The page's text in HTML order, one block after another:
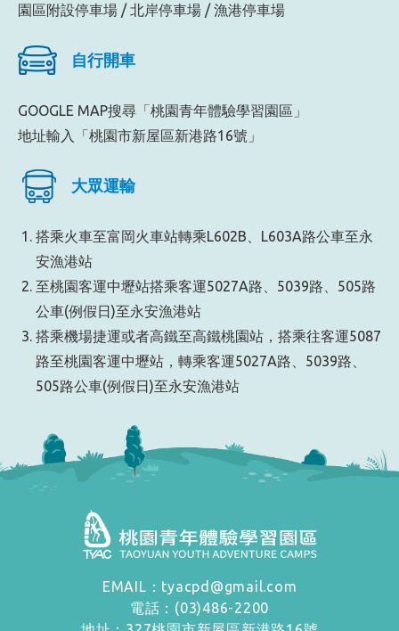
園區附設停車場 / 北岸停車場 / 漁港停車場
自行開車
GOOGLE MAP搜尋「桃園青年體驗學習園區」
地址輸入「桃園市新屋區新港路16號」
大眾運輸
搭乘火車至富岡火車站轉乘L602B、L603A路公車至永
安漁港站
至桃園客運中壢站搭乘客運5027A路、5039路、505路
公車(例假日)至永安漁港站
搭乘機場捷運或者高鐵至高鐵桃園站，搭乘往客運5087
路至桃園客運中壢站，轉乘客運5027A路、5039路、
505路公車(例假日)至永安漁港站
EMAIL：tyacpd@gmail.com
電話：(03)486-2200